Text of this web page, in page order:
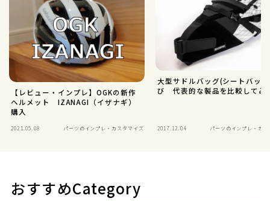
【レビュー・インプレ】OGKの新作
ヘルメット IZANAGI（イザナギ）
購入
2021.05.08 パーツのインプレ・カスタマイズ
大型サドルバッグ(シートバッ
び 代表的な製品を比較してみ
2017.12.04 パーツのインプレ・カ
おすすめCategory